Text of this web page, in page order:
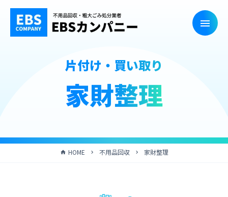
片付け・買い取り
家財整理
HOME 不用品回収 家財整理